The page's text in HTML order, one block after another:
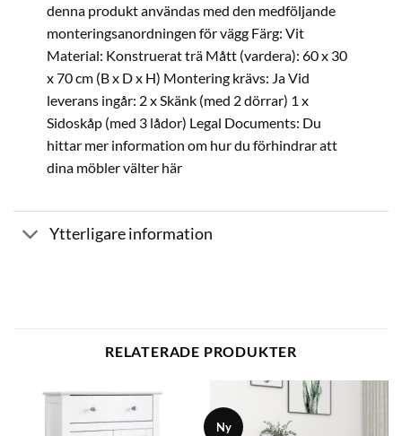
denna produkt användas med den medföljande
monteringsanordningen för vägg Färg: Vit
Material: Konstruerat trä Mått (vardera): 60 x 30
x 70 cm (B x D x H) Montering krävs: Ja Vid
leverans ingår: 2 x Skänk (med 2 dörrar) 1 x
Sidoskåp (med 3 lådor) Legal Documents: Du
hittar mer information om hur du förhindrar att
dina möbler välter här
Ytterligare information
RELATERADE PRODUKTER
Ny